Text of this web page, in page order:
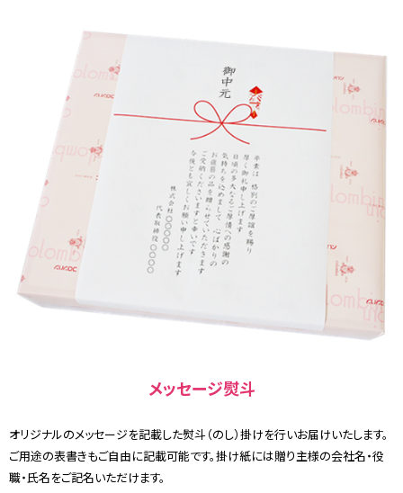
メッセージ熨斗
オリジナルのメッセージを記載した熨斗（のし）掛けを行いお届けいたします。
ご用途の表書きもご自由に記載可能です。掛け紙には贈り主様の会社名・役
職・氏名をご記名いただけます。